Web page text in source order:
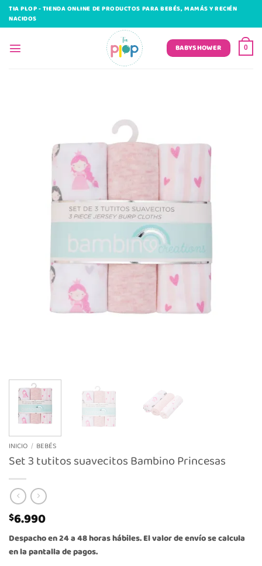
Saltar
TIA PLOP - TIENDA ONLINE DE PRODUCTOS PARA BEBÉS, MAMÁS Y RECIÉN
NACIDOS
BABYSHOWER 0
INICIO / BEBÉS
Set 3 tutitos suavecitos Bambino Princesas
$6.990
Despacho en 24 a 48 horas hábiles. El valor de envío se calcula
en la pantalla de pagos.